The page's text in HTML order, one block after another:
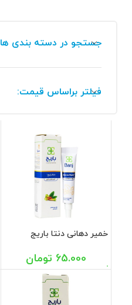
جستجو در دسته بندی ها
فیلتر براساس قیمت:
خمیر دهانی دنتا باریج
65.000 تومان